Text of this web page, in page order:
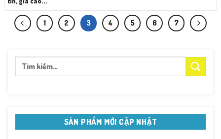
1 2 3 4 5 6 7
Tìm
SẢN PHẨM MỚI CẬP NHẬT